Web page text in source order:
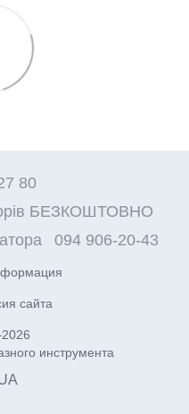
80
БЕЗКОШТОВНО
094 906-20-43
сайта
инструмента